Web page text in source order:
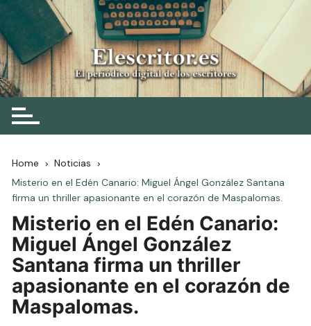
Skip
to
content
Elescritor.es
El periódico digital de los escritores
Home
Noticias
Misterio en el Edén Canario: Miguel Ángel González Santana
firma un thriller apasionante en el corazón de Maspalomas.
Misterio en el Edén Canario:
Miguel Ángel González
Santana firma un thriller
apasionante en el corazón de
Maspalomas.